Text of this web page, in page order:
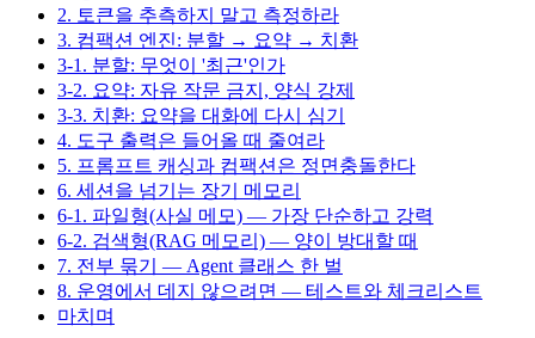
2. 토큰을 추측하지 말고 측정하라
3. 컴팩션 엔진: 분할 → 요약 → 치환
3-1. 분할: 무엇이 '최근'인가
3-2. 요약: 자유 작문 금지, 양식 강제
3-3. 치환: 요약을 대화에 다시 심기
4. 도구 출력은 들어올 때 줄여라
5. 프롬프트 캐싱과 컴팩션은 정면충돌한다
6. 세션을 넘기는 장기 메모리
6-1. 파일형(사실 메모) — 가장 단순하고 강력
6-2. 검색형(RAG 메모리) — 양이 방대할 때
7. 전부 묶기 — Agent 클래스 한 벌
8. 운영에서 데지 않으려면 — 테스트와 체크리스트
마치며